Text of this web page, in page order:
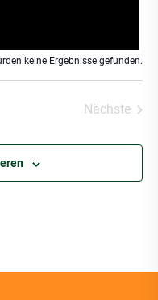
keine Ergebnisse gefunden.
Nächste